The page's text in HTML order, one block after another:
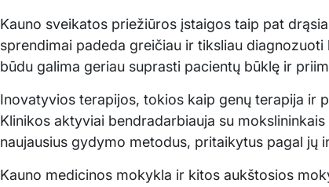
Kauno sveikatos priežiūros įstaigos taip pat
sprendimai padeda greičiau ir tiksliau
būdu galima geriau suprasti pacientų būklę ir
Inovatyvios terapijos, tokios kaip genų terapija ir
Klinikos aktyviai bendradarbiauja su
naujausius gydymo metodus, pritaikytus pagal jų
Kauno medicinos mokykla ir kitos aukštosios